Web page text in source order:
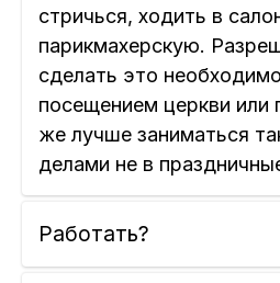
стричься, ходить в
парикмахерскую.
сделать это
посещением церкви или
же лучше заниматься
делами не в
Работать?